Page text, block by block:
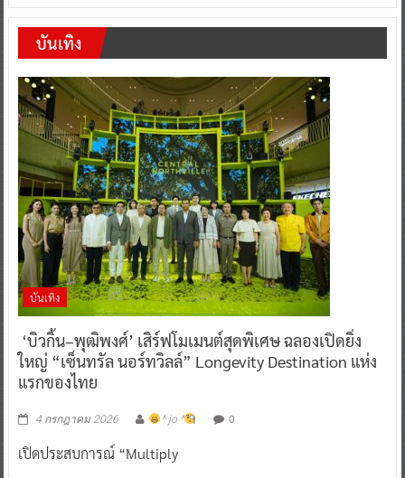
บันเทิง
บันเทิง
‘บิวกิ้น–พุฒิพงศ์’ เสิร์ฟโมเมนต์สุดพิเศษ ฉลองเปิดยิ่ง
ใหญ่ “เซ็นทรัล นอร์ทวิลล์” Longevity Destination แห่ง
แรกของไทย
4 กรกฎาคม 2026 ^ jo ^ 0
เปิดประสบการณ์ “Multiply